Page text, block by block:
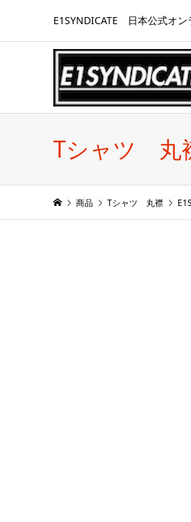
E1SYNDICATE 日本公式オン
Tシャツ 丸
商品 Tシャツ 丸襟